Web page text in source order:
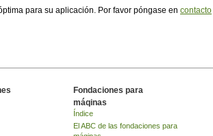
para su aplicación. Por favor póngase en contacto
Fondaciones para
máqinas
Índice
El ABC de las fondaciones para